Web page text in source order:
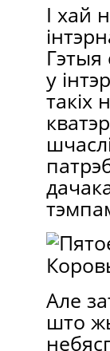
І хай
Гэтыя
у
такіх
Але
што